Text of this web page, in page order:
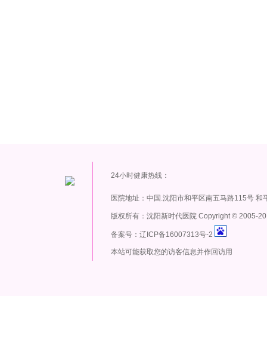
24小时健康热线：
医院地址：中国.沈阳市和平区南五马路115号 和
版权所有：沈阳新时代医院 Copyright© 2005-
备案号：辽ICP备16007313号-2
本站可能获取您的访客信息并作回访用